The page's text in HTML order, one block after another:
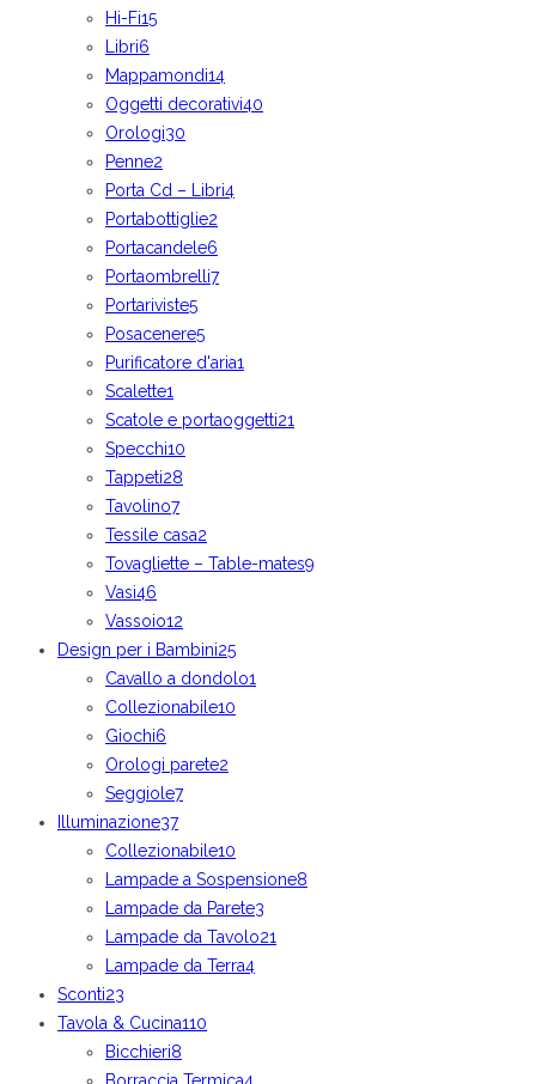
Hi-Fi15
Libri6
Mappamondi14
Oggetti decorativi40
Orologi30
Penne2
Porta Cd – Libri4
Portabottiglie2
Portacandele6
Portaombrelli7
Portariviste5
Posacenere5
Purificatore d'aria1
Scalette1
Scatole e portaoggetti21
Specchi10
Tappeti28
Tavolino7
Tessile casa2
Tovagliette – Table-mates9
Vasi46
Vassoio12
Design per i Bambini25
Cavallo a dondolo1
Collezionabile10
Giochi6
Orologi parete2
Seggiole7
Illuminazione37
Collezionabile10
Lampade a Sospensione8
Lampade da Parete3
Lampade da Tavolo21
Lampade da Terra4
Sconti23
Tavola & Cucina110
Bicchieri8